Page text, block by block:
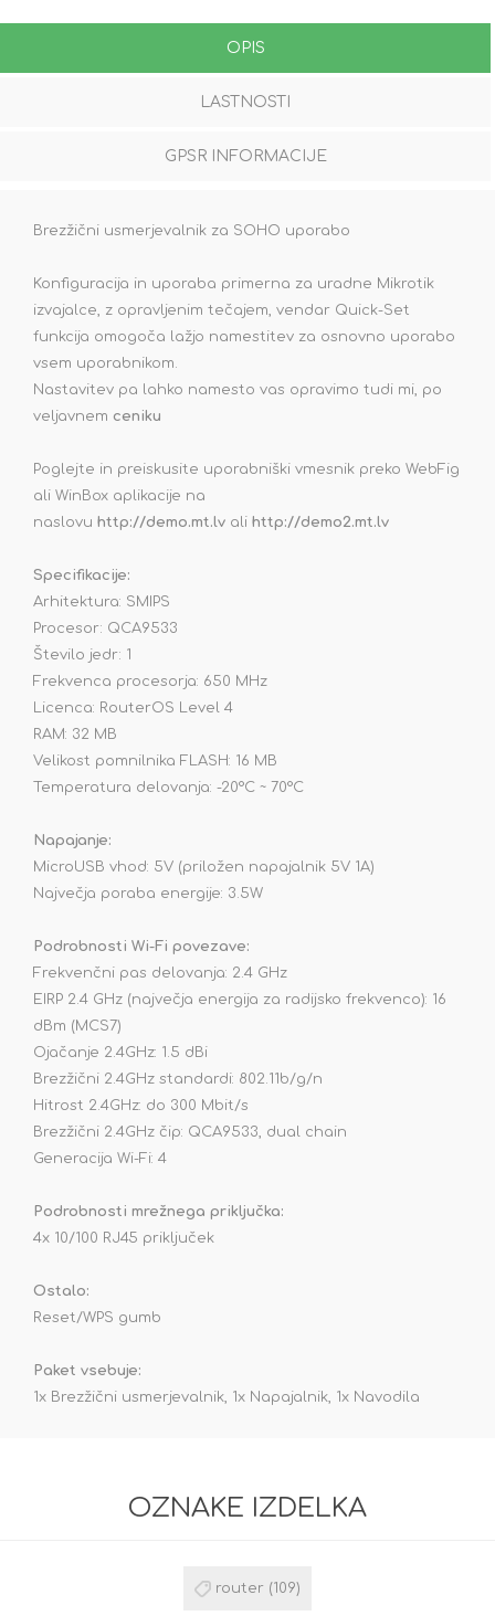
OPIS
LASTNOSTI
GPSR INFORMACIJE
Brezžični usmerjevalnik za SOHO uporabo
Konfiguracija in uporaba primerna za uradne Mikrotik
izvajalce, z opravljenim tečajem, vendar Quick-Set
funkcija omogoča lažjo namestitev za osnovno uporabo
vsem uporabnikom.
Nastavitev pa lahko namesto vas opravimo tudi mi, po
veljavnem ceniku
Poglejte in preiskusite uporabniški vmesnik preko WebFig
ali WinBox aplikacije na
naslovu http://demo.mt.lv ali http://demo2.mt.lv
Specifikacije:
Arhitektura: SMIPS
Procesor: QCA9533
Število jedr: 1
Frekvenca procesorja: 650 MHz
Licenca: RouterOS Level 4
RAM: 32 MB
Velikost pomnilnika FLASH: 16 MB
Temperatura delovanja: -20°C ~ 70°C
Napajanje:
MicroUSB vhod: 5V (priložen napajalnik 5V 1A)
Največja poraba energije: 3.5W
Podrobnosti Wi-Fi povezave:
Frekvenčni pas delovanja: 2.4 GHz
EIRP 2.4 GHz (največja energija za radijsko frekvenco): 16
dBm (MCS7)
Ojačanje 2.4GHz: 1.5 dBi
Brezžični 2.4GHz standardi: 802.11b/g/n
Hitrost 2.4GHz: do 300 Mbit/s
Brezžični 2.4GHz čip: QCA9533, dual chain
Generacija Wi-Fi: 4
Podrobnosti mrežnega priključka:
4x 10/100 RJ45 priključek
Ostalo:
Reset/WPS gumb
Paket vsebuje:
1x Brezžični usmerjevalnik, 1x Napajalnik, 1x Navodila
OZNAKE IZDELKA
router (109)